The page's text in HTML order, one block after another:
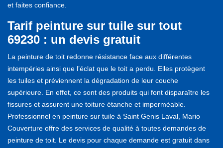
et faites confiance.
Tarif peinture sur tuile sur tout
69230 : un devis gratuit
La peinture de toit redonne résistance face aux différentes
intempéries ainsi que l’éclat que le toit a perdu. Elles protègent
les tuiles et préviennent la dégradation de leur couche
supérieure. En effet, ce sont des produits qui font disparaître les
fissures et assurent une toiture étanche et imperméable.
Professionnel en peinture sur tuile à Saint Genis Laval, Mario
Couverture offre des services de qualité à toutes demandes de
peinture de toit. Le devis pour chaque demande est gratuit dans